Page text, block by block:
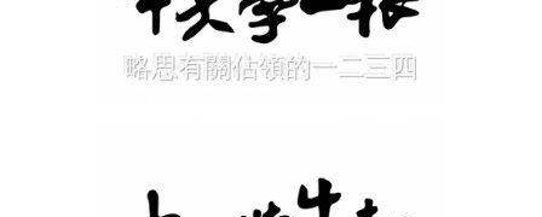
略思有關佔領的一二三四